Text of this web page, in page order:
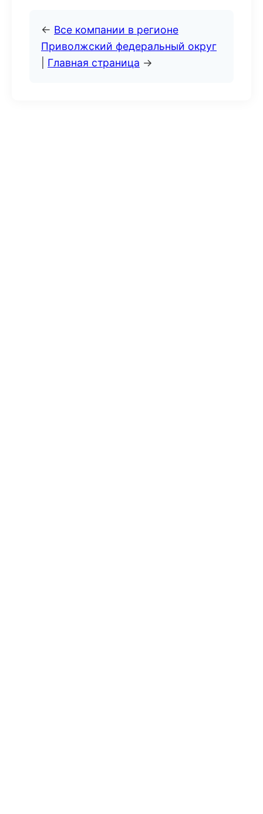
← Все компании в регионе
Приволжский федеральный округ
Главная страница →